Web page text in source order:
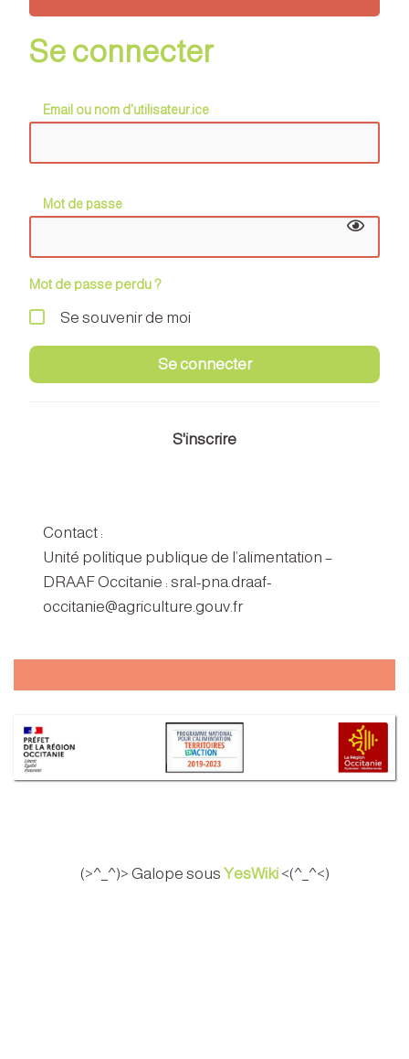
Se connecter
Email ou nom d'utilisateur.ice
Mot de passe
Mot de passe perdu ?
Se souvenir de moi
Se connecter
S'inscrire
Contact :
Unité politique publique de l’alimentation –
DRAAF Occitanie : sral-pna.draaf-
occitanie@agriculture.gouv.fr
(>^_^)> Galope sous YesWiki<(^_^<)